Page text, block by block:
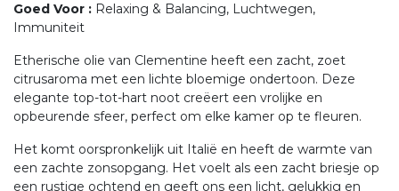
Goed Voor : Relaxing & Balancing, Luchtwegen,
Immuniteit
Etherische olie van Clementine heeft een zacht, zoet
citrusaroma met een lichte bloemige ondertoon. Deze
elegante top-tot-hart noot creëert een vrolijke en
opbeurende sfeer, perfect om elke kamer op te fleuren.
Het komt oorspronkelijk uit Italië en heeft de warmte van
een zachte zonsopgang. Het voelt als een zacht briesje op
een rustige ochtend en geeft ons een licht, gelukkig en